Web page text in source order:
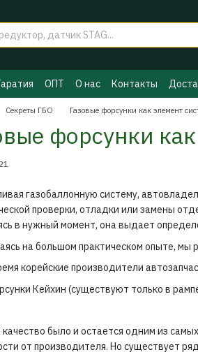
ОПТ О нас Контакты
Секреты ГБО Политика
Секреты ГБО Газовые форсунки как элемент
форсунки
газобаллонную систему,
проверки, отладки или замены
в нужный момент, она выдает
на большом практическом опыте, мы
корейские производители
Кейхин (существуют только в
качество было и остается одним из
от производителя. Но существует